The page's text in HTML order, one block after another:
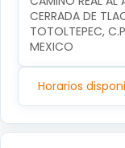
CERRADA DE
TOTOLTEPEC,
MEXICO
Horarios